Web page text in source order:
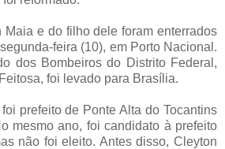
Maia e do filho dele foram enterrados
feira (10), em Porto Nacional.
dos Bombeiros do Distrito Federal,
foi levado para Brasília.
prefeito de Ponte Alta do Tocantins
mesmo ano, foi candidato à prefeito
não foi eleito. Antes disso, Cleyton